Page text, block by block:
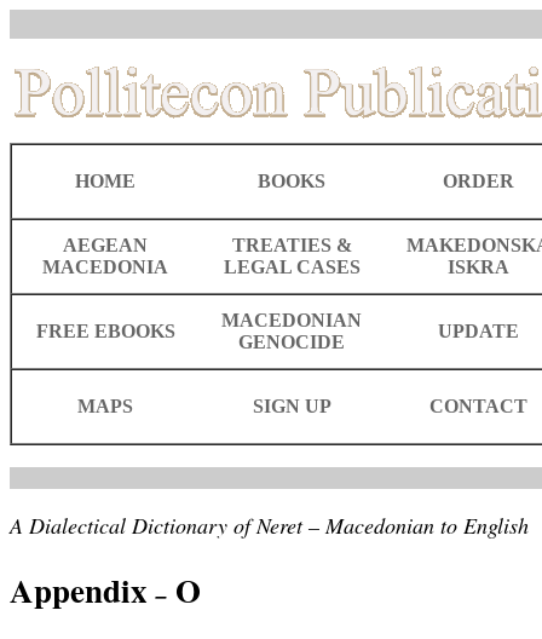
HOME BOOKS ORDER
AEGEAN
MACEDONIA
TREATIES &
LEGAL CASES
ISKRA
FREE EBOOKS
MACEDONIAN
GENOCIDE
UPDATE
MAPS SIGN UP CONTACT
A Dialectical Dictionary of Neret – Macedonian to English
Appendix– O